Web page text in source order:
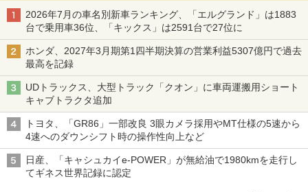
2026年7月の車名別新車ランキング、「エルグランド」は1883
台で乗用車36位、「キックス」は2591台で27位に
ホンダ、2027年3月期第1四半期決算の営業利益5307億円で過去
最高を記録
UDトラックス、大型トラック「クオン」に車両運搬用ショート
キャブトラクタ追加
トヨタ、「GR86」一部改良 3眼カメラ採用やMT仕様の5速から
4速へのダウンシフト時の操作性向上など
日産、「キャシュカイe-POWER」が無給油で1980kmを走行し
てギネス世界記録に認定